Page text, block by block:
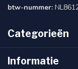
btw-nummer:
Categorieën
Informatie